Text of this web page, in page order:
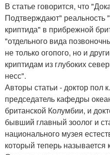
В статье говорится, что
Подтверждают" реальность
криптида" в прибрежной
"отдельного вида
не только огопого, но и
криптидам из глубоких
несс".
Авторы статьи - доктор пол
председатель кафедры
британской Колумбии, и
бывший главный зоолог и
национального музея
который теперь